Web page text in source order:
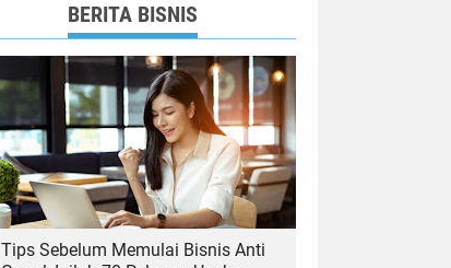
BERITA BISNIS
Tips Sebelum Memulai Bisnis Anti